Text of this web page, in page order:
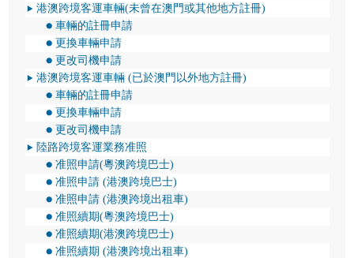
港澳跨境客運車輛(未曾在澳門或其他地方註冊)
車輛的註冊申請
更換車輛申請
更改司機申請
港澳跨境客運車輛 (已於澳門以外地方註冊)
車輛的註冊申請
更換車輛申請
更改司機申請
陸路跨境客運業務准照
准照申請(粵澳跨境巴士)
准照申請 (港澳跨境巴士)
准照申請 (港澳跨境出租車)
准照續期(粵澳跨境巴士)
准照續期(港澳跨境巴士)
准照續期 (港澳跨境出租車)